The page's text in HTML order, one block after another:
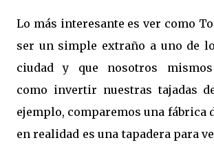
Lo más interesante es ver como
ser un simple extraño a uno de
ciudad y que nosotros
como invertir nuestras tajadas
ejemplo, comparemos una fábrica
en realidad es una tapadera para